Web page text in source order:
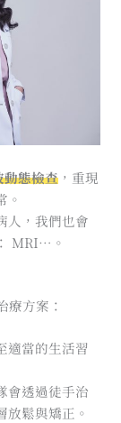
動態檢查，重現
。
人，我們也會
MRI…。
療方案：
適當的生活習
會透過徒手治
鬆與矯正。